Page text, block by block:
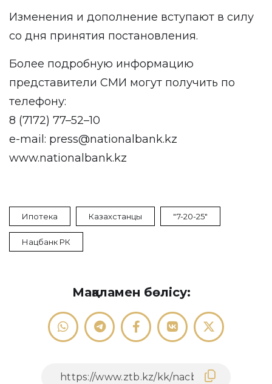
Изменения и дополнение вступают в силу
со дня принятия постановления.
Более подробную информацию
представители СМИ могут получить по
телефону:
8 (7172) 77–52–10
e-mail: press@nationalbank.kz
www.nationalbank.kz
Ипотека Казахстанцы "7-20-25"
Нацбанк РК
Мақаламен бөлісу: